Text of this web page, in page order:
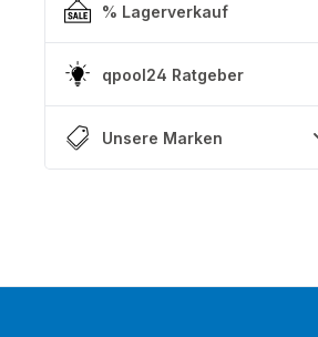
% Lagerverkauf
qpool24 Ratgeber
Unsere Marken